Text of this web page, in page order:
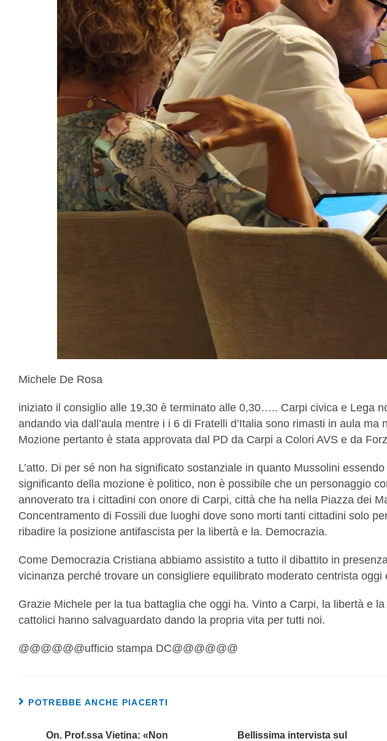
Michele De Rosa
iniziato il consiglio alle 19,30 è terminato alle 0,30….. Carpi civica e Lega
andando via dall’aula mentre i i 6 di Fratelli d’Italia sono rimasti in aula ma
Mozione pertanto è stata approvata dal PD da Carpi a Colori AVS e da
L’atto. Di per sé non ha significato sostanziale in quanto Mussolini
significanto della mozione è politico, non è possibile che un personaggio
annoverato tra i cittadini con onore di Carpi, città che ha nella Piazza dei
Concentramento di Fossili due luoghi dove sono morti tanti cittadini solo
ribadire la posizione antifascista per la libertà e la. Democrazia.
Come Democrazia Cristiana abbiamo assistito a tutto il dibattito in
vicinanza perché trovare un consigliere equilibrato moderato centrista oggi
Grazie Michele per la tua battaglia che oggi ha. Vinto a Carpi, la libertà e
cattolici hanno salvaguardato dando la propria vita per tutti noi.
@@@@@@ufficio stampa DC@@@@@@
POTREBBE ANCHE PIACERTI
On. Prof.ssa Vietina: «Non
Bellissima intervista sul